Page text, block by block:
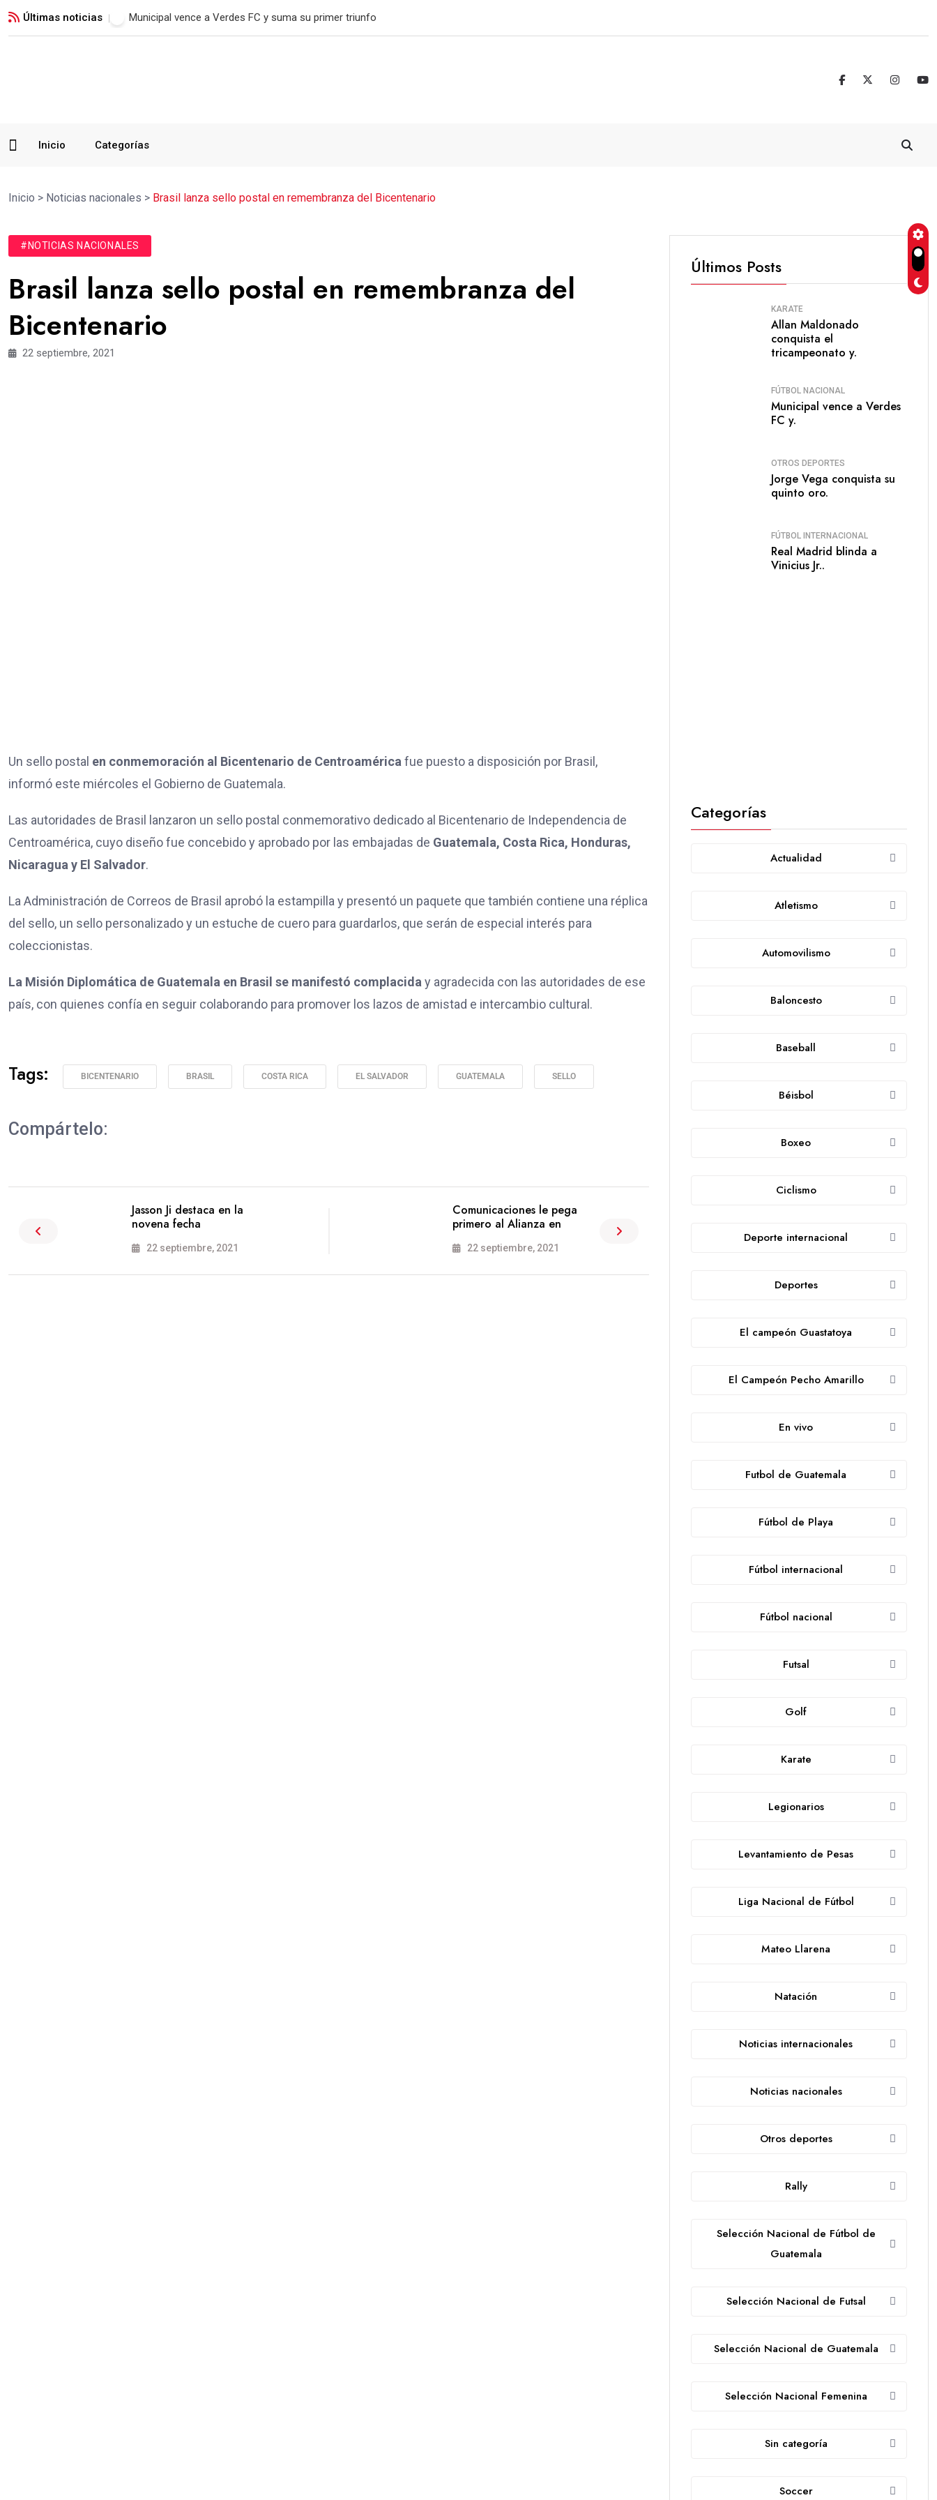
Últimas noticias Jorge Vega conquista su quinto oro y agranda su legado
Inicio Categorías
Inicio > Noticias nacionales > Brasil lanza sello postal en remembranza del Bicentenario
#NOTICIAS NACIONALES
Brasil lanza sello postal en remembranza del
Bicentenario
22 septiembre, 2021
Un sello postal en conmemoración al Bicentenario de Centroamérica fue puesto a disposición por Brasil,
informó este miércoles el Gobierno de Guatemala.
Las autoridades de Brasil lanzaron un sello postal conmemorativo dedicado al Bicentenario de Independencia de
Centroamérica, cuyo diseño fue concebido y aprobado por las embajadas de Guatemala, Costa Rica, Honduras,
Nicaragua y El Salvador.
La Administración de Correos de Brasil aprobó la estampilla y presentó un paquete que también contiene una réplica
del sello, un sello personalizado y un estuche de cuero para guardarlos, que serán de especial interés para
coleccionistas.
La Misión Diplomática de Guatemala en Brasil se manifestó complacida y agradecida con las autoridades de ese
país, con quienes confía en seguir colaborando para promover los lazos de amistad e intercambio cultural.
Tags: BICENTENARIO BRASIL COSTA RICA EL SALVADOR GUATEMALA SELLO
Compártelo:
Jasson Ji destaca en la
novena fecha
22 septiembre, 2021
Comunicaciones le pega
primero al Alianza en
22 septiembre, 2021
Últimos Posts
KARATE
Allan Maldonado
conquista el
tricampeonato y.
FÚTBOL NACIONAL
Municipal vence a Verdes
FC y.
OTROS DEPORTES
Jorge Vega conquista su
quinto oro.
FÚTBOL INTERNACIONAL
Real Madrid blinda a
Vinicius Jr..
Categorías
Actualidad
Atletismo
Automovilismo
Baloncesto
Baseball
Béisbol
Boxeo
Ciclismo
Deporte internacional
Deportes
El campeón Guastatoya
El Campeón Pecho Amarillo
En vivo
Futbol de Guatemala
Fútbol de Playa
Fútbol internacional
Fútbol nacional
Futsal
Golf
Karate
Legionarios
Levantamiento de Pesas
Liga Nacional de Fútbol
Mateo Llarena
Natación
Noticias internacionales
Noticias nacionales
Otros deportes
Rally
Selección Nacional de Fútbol de
Guatemala
Selección Nacional de Futsal
Selección Nacional de Guatemala
Selección Nacional Femenina
Sin categoría
Soccer